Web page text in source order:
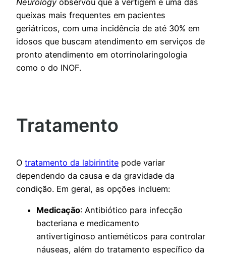
queixas mais frequentes em pacientes
geriátricos, com uma incidência de até 30% em
idosos que buscam atendimento em serviços de
pronto atendimento em otorrinolaringologia
como o do INOF.
Tratamento
O tratamento da labirintite pode variar
dependendo da causa e da gravidade da
condição. Em geral, as opções incluem:
Medicação: Antibiótico para infecção
bacteriana e medicamento
antivertiginoso antieméticos para controlar
náuseas, além do tratamento específico da